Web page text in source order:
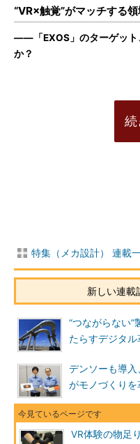
“VR×触覚”がマッチする
――「EXOS」のターゲット
か？
続
特集（メカ設計） 連載
新しい連載
“つながらない
たらすデジタル
デンソーも導入
がモノづくりを
VR体験の物足